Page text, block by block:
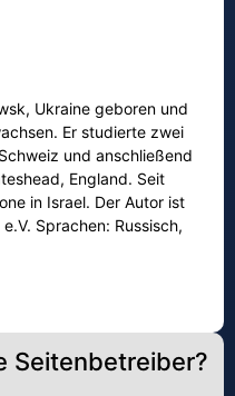
Ukraine geboren und
Er studierte zwei
und anschließend
England. Seit
in Israel. Der Autor ist
Sprachen: Russisch,
Seitenbetreiber?